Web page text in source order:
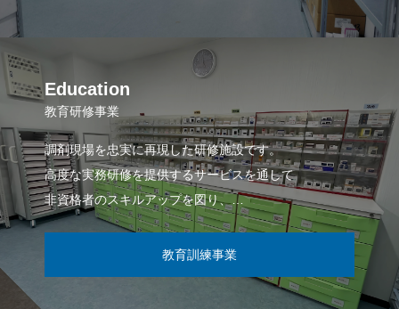
Education
教育研修事業
調剤現場を忠実に再現した研修施設です。
高度な実務研修を提供するサービスを通して
非資格者のスキルアップを図り、
人材不足で逼迫した医療現場の
生産性向上と質の高い就労支援を実現いたします。
教育訓練事業